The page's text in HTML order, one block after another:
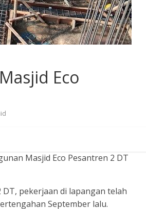
Eco
Masjid Eco Pesantren 2 DT
pekerjaan di lapangan telah
September lalu.